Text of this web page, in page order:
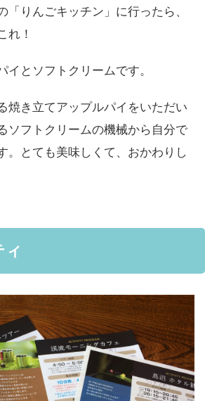
「りんごキッチン」に行ったら、
れ！
イとソフトクリームです。
焼き立てアップルパイをいただい
ソフトクリームの機械から自分で
。とても美味しくて、おかわりし